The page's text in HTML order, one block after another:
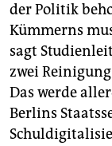
der Politik
Kümmerns
sagt
zwei
Das werde
Berlins